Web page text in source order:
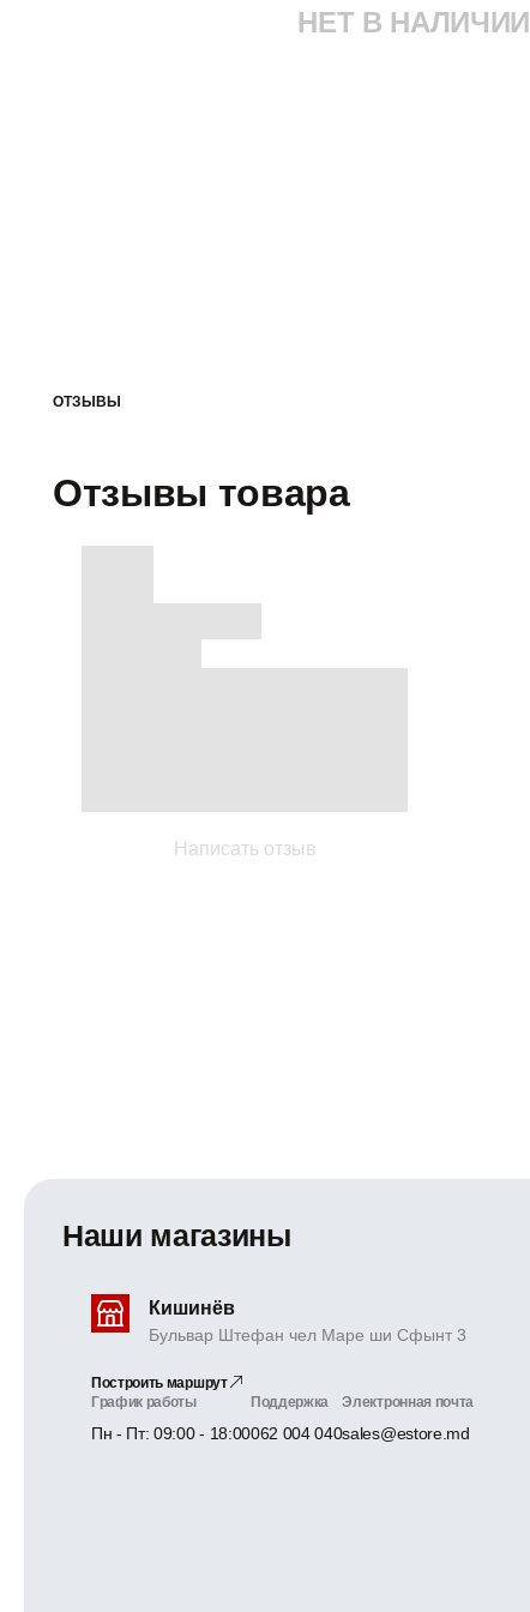
НЕТ В НАЛИЧИИ
ОТЗЫВЫ
Отзывы товара
Написать отзыв
Наши магазины
Кишинёв
Бульвар Штефан чел Маре ши Сфынт 3
Построить маршрут
График работы
Пн - Пт: 09:00 - 18:00
Поддержка
062 004 040
Электронная почта
sales@estore.md